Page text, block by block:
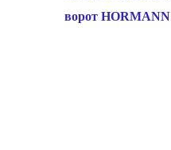
ворот HORMANN